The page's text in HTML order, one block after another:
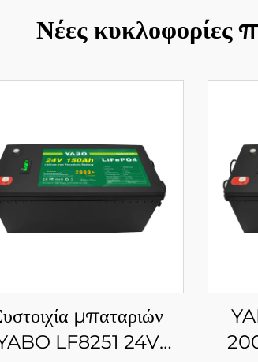
Νέες κυκλοφορίες
μπαταριών
LF8251 24V